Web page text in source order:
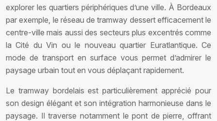
explorer les quartiers périphériques d’une ville. À Bordeaux
par exemple, le réseau de tramway dessert efficacement le
centre-ville mais aussi des secteurs plus excentrés comme
la Cité du Vin ou le nouveau quartier Euratlantique. Ce
mode de transport en surface vous permet d’admirer le
paysage urbain tout en vous déplaçant rapidement.
Le tramway bordelais est particulièrement apprécié pour
son design élégant et son intégration harmonieuse dans le
paysage. Il traverse notamment le pont de pierre, offrant